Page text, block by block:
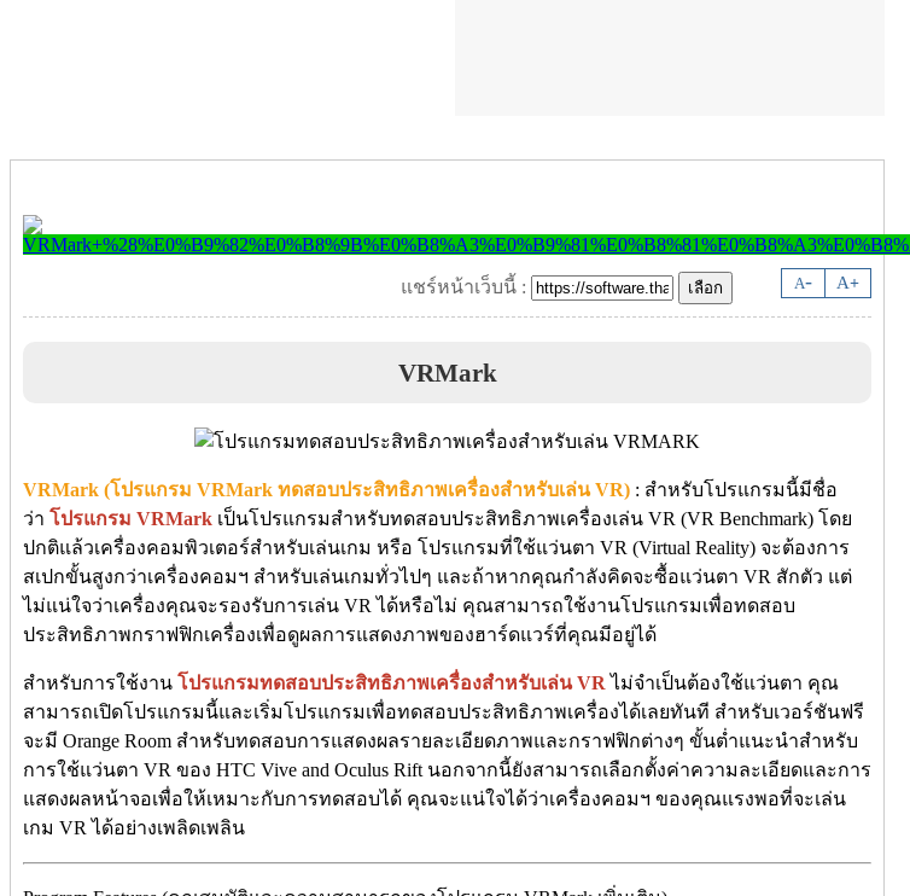
A- A+
แชร์หน้าเว็บนี้ :
VRMark
VRMark (โปรแกรม VRMark ทดสอบประสิทธิภาพเครื่องสำหรับเล่น VR) : สำหรับโปรแกรมนี้มีชื่อ
ว่า โปรแกรม VRMark เป็นโปรแกรมสำหรับทดสอบประสิทธิภาพเครื่องเล่น VR (VR Benchmark) โดย
ปกติแล้วเครื่องคอมพิวเตอร์สำหรับเล่นเกม หรือ โปรแกรมที่ใช้แว่นตา VR (Virtual Reality) จะต้องการ
สเปกขั้นสูงกว่าเครื่องคอมฯ สำหรับเล่นเกมทั่วไปๆ และถ้าหากคุณกำลังคิดจะซื้อแว่นตา VR สักตัว แต่
ไม่แน่ใจว่าเครื่องคุณจะรองรับการเล่น VR ได้หรือไม่ คุณสามารถใช้งานโปรแกรมเพื่อทดสอบ
ประสิทธิภาพกราฟฟิกเครื่องเพื่อดูผลการแสดงภาพของฮาร์ดแวร์ที่คุณมีอยู่ได้
สำหรับการใช้งาน โปรแกรมทดสอบประสิทธิภาพเครื่องสำหรับเล่น VR ไม่จำเป็นต้องใช้แว่นตา คุณ
สามารถเปิดโปรแกรมนี้และเริ่มโปรแกรมเพื่อทดสอบประสิทธิภาพเครื่องได้เลยทันที สำหรับเวอร์ชันฟรี
จะมี Orange Room สำหรับทดสอบการแสดงผลรายละเอียดภาพและกราฟฟิกต่างๆ ขั้นต่ำแนะนำสำหรับ
การใช้แว่นตา VR ของ HTC Vive and Oculus Rift นอกจากนี้ยังสามารถเลือกตั้งค่าความละเอียดและการ
แสดงผลหน้าจอเพื่อให้เหมาะกับการทดสอบได้ คุณจะแน่ใจได้ว่าเครื่องคอมฯ ของคุณแรงพอที่จะเล่น
เกม​ VR ได้อย่างเพลิดเพลิน